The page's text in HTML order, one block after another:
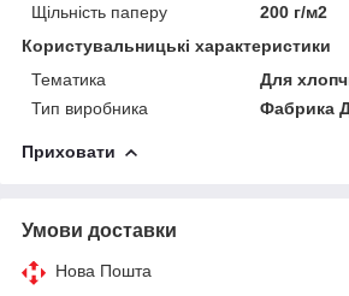
Щільність паперу
200 г/м2
Користувальницькі характеристики
Тематика
Для
Тип виробника
Фабрика
Приховати
Умови доставки
Нова Пошта